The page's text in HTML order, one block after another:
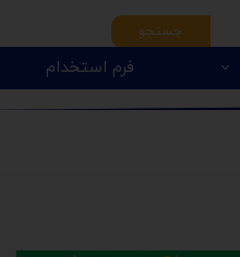
فرم استخدام
جستجو